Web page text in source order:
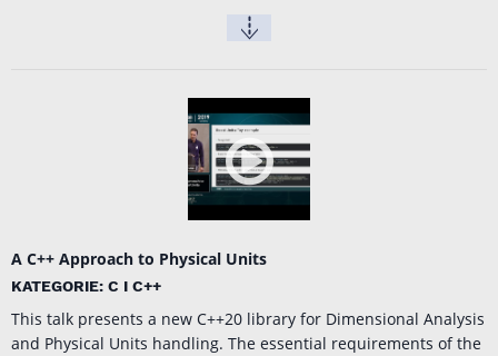
A C++ Approach to Physical Units
KATEGORIE: C I C++
This talk presents a new C++20 library for Dimensional Analysis
and Physical Units handling. The essential requirements of the